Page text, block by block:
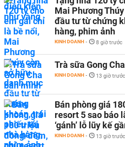
Mai Phương
đầu tư từ chứng
hàng, phim ảnh
KINH DOANH - 8 giờ trước
Trà sữa Gong
KINH DOANH - 13 giờ trước
Bán phòng giá
resort 5 sao báo
‘gánh’ lỗ lũy kế
KINH DOANH - 13 giờ trước